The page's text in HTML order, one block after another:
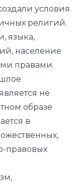
условия
религий.
языка,
население
правами.
не
образе
в
правовых